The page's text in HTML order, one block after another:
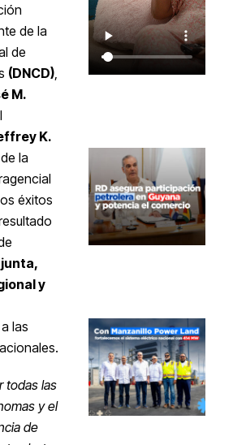
de la
de
(DNCD),
M.
K.
la
éxitos
y
las
todas las
y el
de